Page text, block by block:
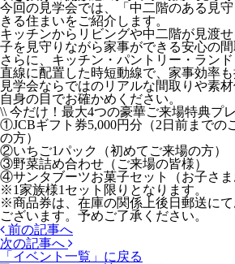
今回の見学会では、「中二階のある見
きる住まいをご紹介します。
キッチンからリビングや中二階が見渡
子を見守りながら家事ができる安心の間
さらに、キッチン・パントリー・ラン
直線に配置した時短動線で、家事効率も
見学会ならではのリアルな間取りや素
自身の目でお確かめください。
\\ 今だけ！最大4つの豪華ご来場特典プ
①JCBギフト券5,000円分（2日前までの
の方）
②いちご1パック（初めてご来場の方）
③野菜詰め合わせ（ご来場の皆様）
④サンタブーツお菓子セット（お子さま
※1家族様1セット限りとなります。
※商品券は、在庫の関係上後日郵送に
ございます。予めご了承ください。
前の記事へ
次の記事へ
「イベント一覧」 に戻る